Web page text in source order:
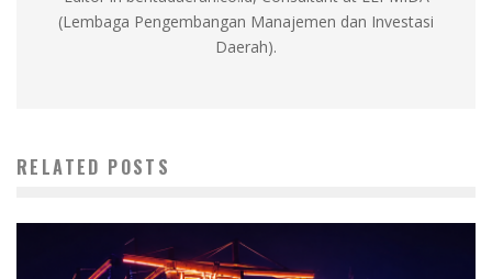
(Lembaga Pengembangan Manajemen dan Investasi
Daerah).
RELATED POSTS